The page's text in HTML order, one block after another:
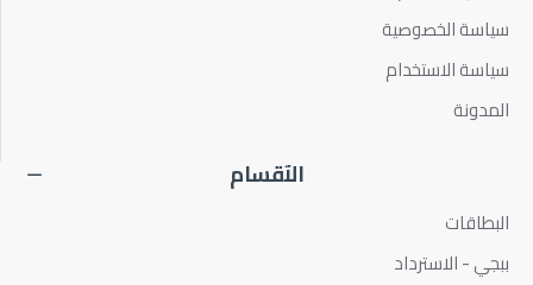
سياسة الخصوصية
سياسة الاستخدام
المدونة
الآقسام
البطاقات
ببجي - الاسترداد